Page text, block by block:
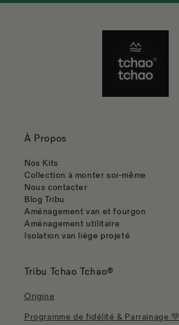
À Propos
Nos Kits
Collection à monter soi-même
Nous contacter
Blog Tribu
Aménagement van et fourgon
Aménagement utilitaire
Isolation van liège projeté
Tribu Tchao Tchao®
Origine
Programme de fidélité & Parrainage 💚